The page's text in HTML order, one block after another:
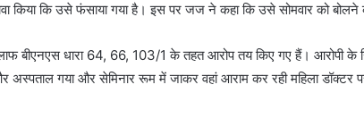
किया कि उसे फंसाया गया है। इस पर जज ने कहा कि उसे सोमवार को बोलने
बीएनएस धारा 64, 66, 103/1 के तहत आरोप तय किए गए हैं। आरोपी के
गया और सेमिनार रूम में जाकर वहां आराम कर रही महिला डॉक्टर